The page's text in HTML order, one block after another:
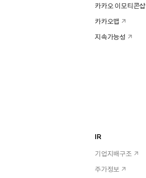
카카오 이모티콘샵
카카오맵
지속가능성
IR
기업지배구조
주가정보